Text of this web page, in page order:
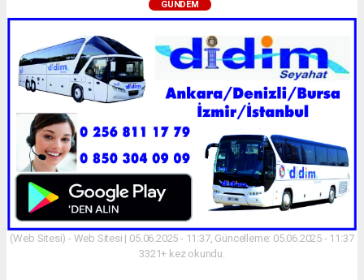
GÜNDEM
(Web Sitesi) - Web Sitesi | 05.06.2025 - 11:37, Güncelleme: 05.06.2025 - 11:37
3321+ kez okundu.